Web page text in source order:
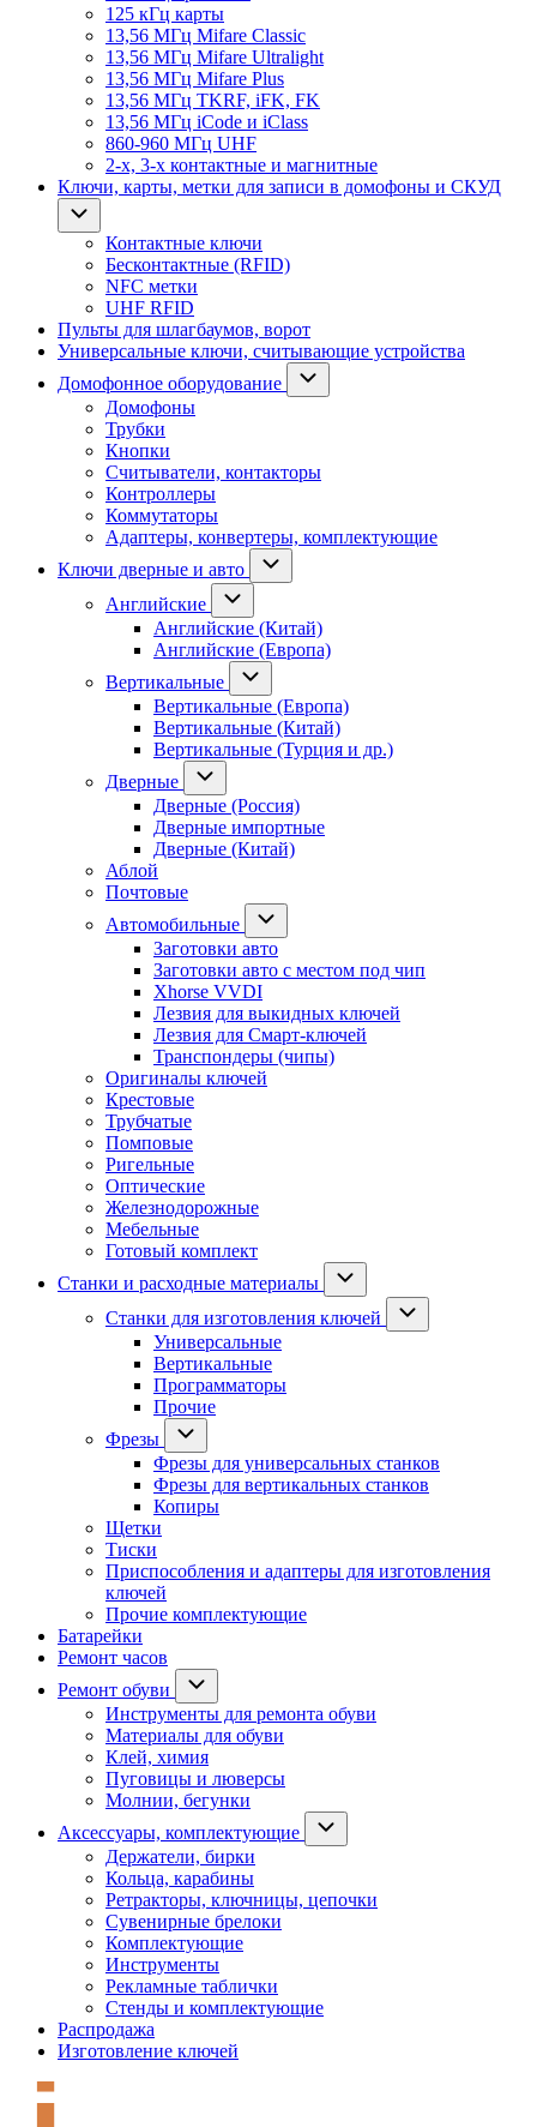
125 кГц карты
13,56 МГц Mifare Classic
13,56 МГц Mifare Ultralight
13,56 МГц Mifare Plus
13,56 МГц TKRF, iFK, FK
13,56 МГц iCode и iClass
860-960 МГц UHF
2-х, 3-х контактные и магнитные
Ключи, карты, метки для записи в домофоны и СКУД
Контактные ключи
Бесконтактные (RFID)
NFC метки
UHF RFID
Пульты для шлагбаумов, ворот
Универсальные ключи, считывающие устройства
Домофонное оборудование
Домофоны
Трубки
Кнопки
Считыватели, контакторы
Контроллеры
Коммутаторы
Адаптеры, конвертеры, комплектующие
Ключи дверные и авто
Английские
Английские (Китай)
Английские (Европа)
Вертикальные
Вертикальные (Европа)
Вертикальные (Китай)
Вертикальные (Турция и др.)
Дверные
Дверные (Россия)
Дверные импортные
Дверные (Китай)
Аблой
Почтовые
Автомобильные
Заготовки авто
Заготовки авто с местом под чип
Xhorse VVDI
Лезвия для выкидных ключей
Лезвия для Смарт-ключей
Транспондеры (чипы)
Оригиналы ключей
Крестовые
Трубчатые
Помповые
Ригельные
Оптические
Железнодорожные
Мебельные
Готовый комплект
Станки и расходные материалы
Станки для изготовления ключей
Универсальные
Вертикальные
Программаторы
Прочие
Фрезы
Фрезы для универсальных станков
Фрезы для вертикальных станков
Копиры
Щетки
Тиски
Приспособления и адаптеры для изготовления
ключей
Прочие комплектующие
Батарейки
Ремонт часов
Ремонт обуви
Инструменты для ремонта обуви
Материалы для обуви
Клей, химия
Пуговицы и люверсы
Молнии, бегунки
Аксессуары, комплектующие
Держатели, бирки
Кольца, карабины
Ретракторы, ключницы, цепочки
Сувенирные брелоки
Комплектующие
Инструменты
Рекламные таблички
Стенды и комплектующие
Распродажа
Изготовление ключей